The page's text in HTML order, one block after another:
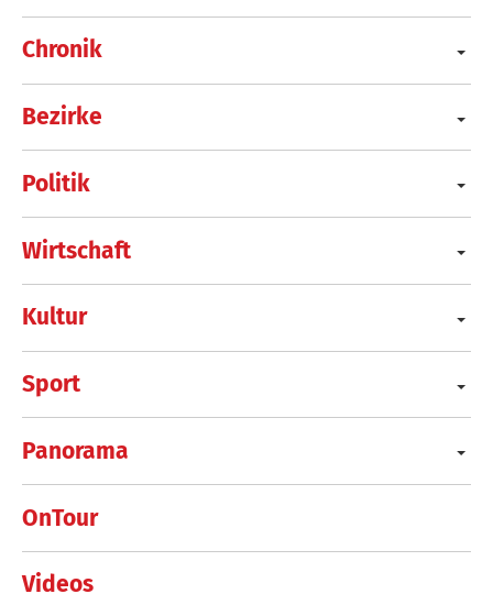
Chronik
Bezirke
Politik
Wirtschaft
Kultur
Sport
Panorama
OnTour
Videos